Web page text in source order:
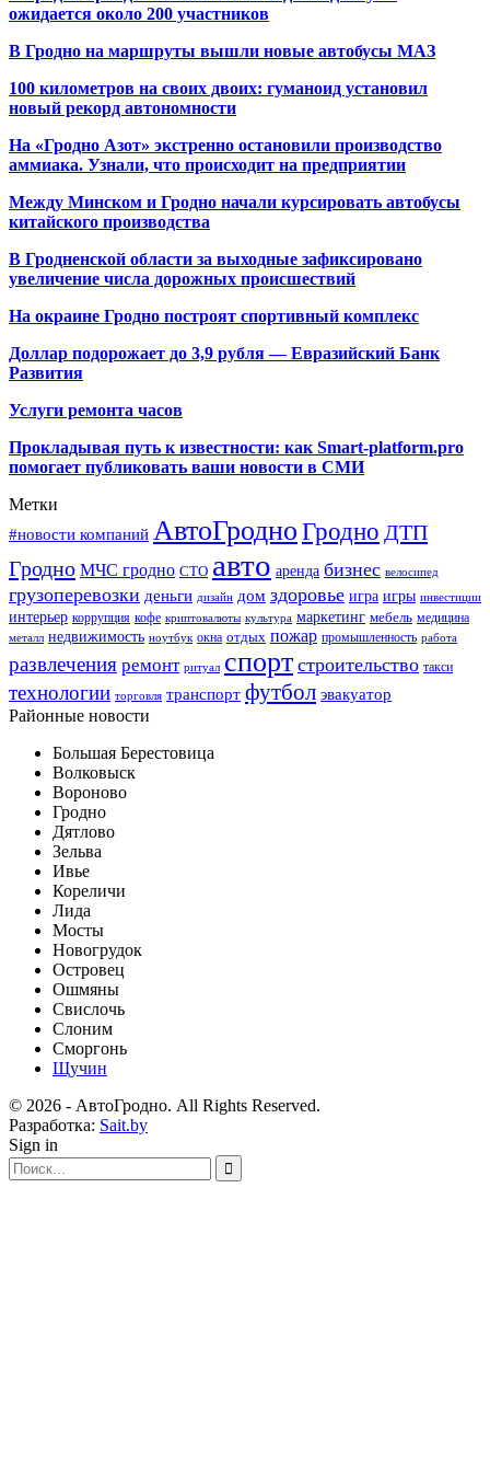
ожидается около 200 участников
В Гродно на маршруты вышли новые автобусы МАЗ
100 километров на своих двоих: гуманоид установил
новый рекорд автономности
На «Гродно Азот» экстренно остановили производство
аммиака. Узнали, что происходит на предприятии
Между Минском и Гродно начали курсировать автобусы
китайского производства
В Гродненской области за выходные зафиксировано
увеличение числа дорожных происшествий
На окраине Гродно построят спортивный комплекс
Доллар подорожает до 3,9 рубля — Евразийский Банк
Развития
Услуги ремонта часов
Прокладывая путь к известности: как Smart-platform.pro
помогает публиковать ваши новости в СМИ
Метки
#новости компаний АвтоГродноГродно ДТП
Гродно МЧС гродно СТО авто аренда бизнес велосипед
грузоперевозки деньги дизайн дом здоровье игра игры инвестиции
интерьер коррупция кофе криптовалюты культура маркетинг мебель медицина
металл недвижимость ноутбук окна отдых пожар промышленность работа
развлечения ремонт ритуал спорт строительство такси
технологии торговля транспорт футбол эвакуатор
Районные новости
Большая Берестовица
Волковыск
Вороново
Гродно
Дятлово
Зельва
Ивье
Кореличи
Лида
Мосты
Новогрудок
Островец
Ошмяны
Свислочь
Слоним
Сморгонь
Щучин
© 2026 - АвтоГродно. All Rights Reserved.
Разработка: Sait.by
Sign in